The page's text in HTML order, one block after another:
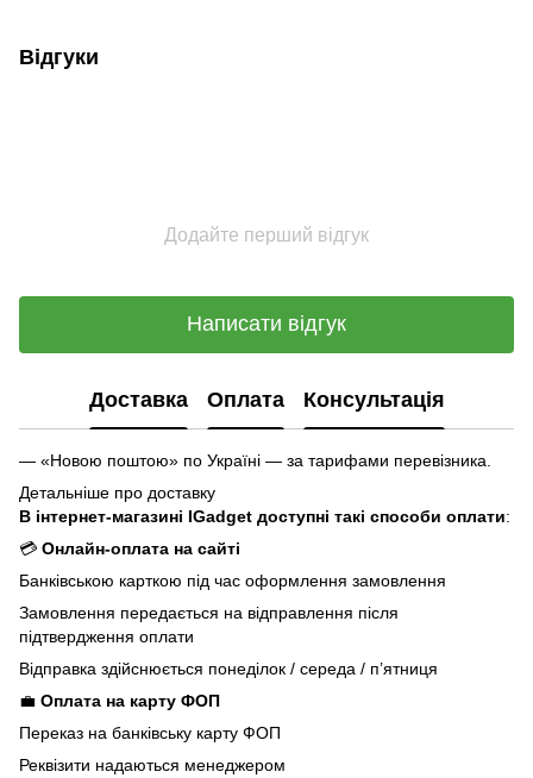
Відгуки
Додайте перший відгук
Написати відгук
Доставка Оплата Консультація
— «Новою поштою» по Україні — за тарифами перевізника.
Детальніше про доставку
В інтернет-магазині IGadget доступні такі способи оплати:
💳 Онлайн-оплата на сайті
Банківською карткою під час оформлення замовлення
Замовлення передається на відправлення після
підтвердження оплати
Відправка здійснюється понеділок / середа / п’ятниця
💼 Оплата на карту ФОП
Переказ на банківську карту ФОП
Реквізити надаються менеджером